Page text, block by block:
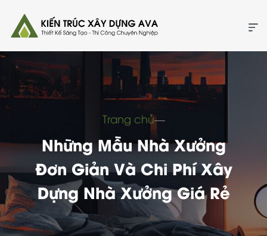
Trang chủ―
Những Mẫu Nhà Xưởng
Đơn Giản Và Chi Phí Xây
Dựng Nhà Xưởng Giá Rẻ